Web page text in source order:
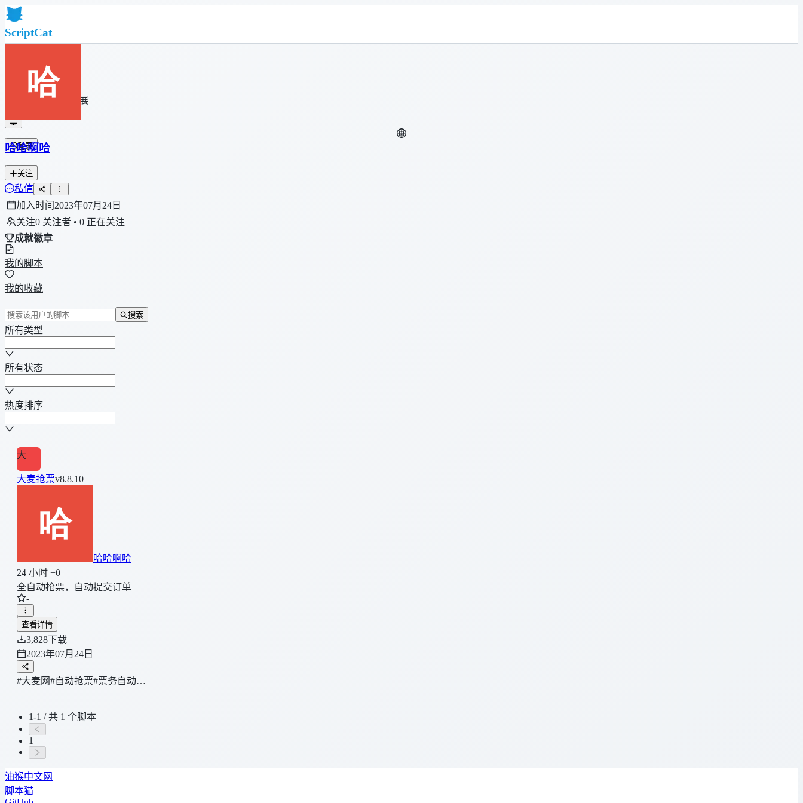
ScriptCat
社区
脚本列表
浏览器扩展
登录
哈哈啊哈
关注
私信
加入时间2023年07月24日
关注0 关注者 • 0 正在关注
成就徽章
我的脚本
我的收藏
搜索
所有类型
所有状态
热度排序
大
大麦抢票v8.8.10
哈哈啊哈
24 小时 +0
全自动抢票，自动提交订单
-
查看详情
3,828下载
2023年07月24日
#大麦网#自动抢票#票务自动…
1-1 / 共 1 个脚本
1
油猴中文网
脚本猫